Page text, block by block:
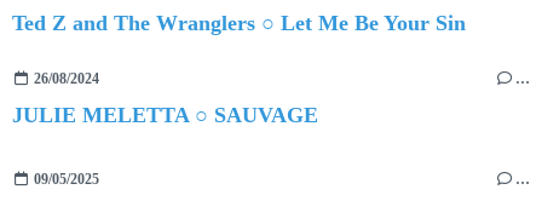
Ted Z and The Wranglers ○ Let Me Be Your Sin
26/08/2024 …
JULIE MELETTA ○ SAUVAGE
09/05/2025 …